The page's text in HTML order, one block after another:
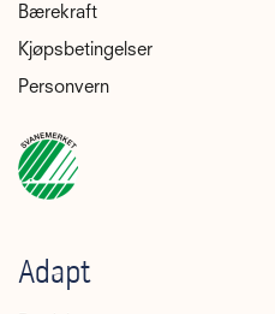
Bærekraft
Kjøpsbetingelser
Personvern
Adapt